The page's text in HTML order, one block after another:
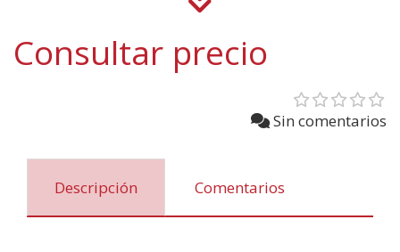
Consultar precio
Sin comentarios
Descripción Comentarios